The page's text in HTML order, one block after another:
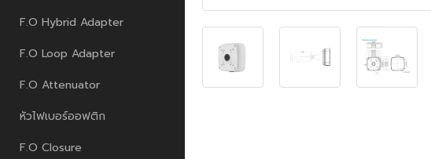
F.O Hybrid Adapter
F.O Loop Adapter
F.O Attenuator
หัวไฟเบอร์ออฟติก
F.O Closure